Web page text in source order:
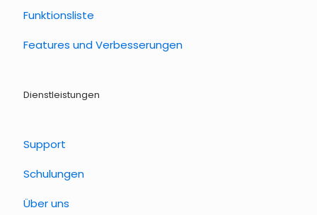
Funktionsliste
Features und Verbesserungen
Dienstleistungen
Support
Schulungen
Über uns